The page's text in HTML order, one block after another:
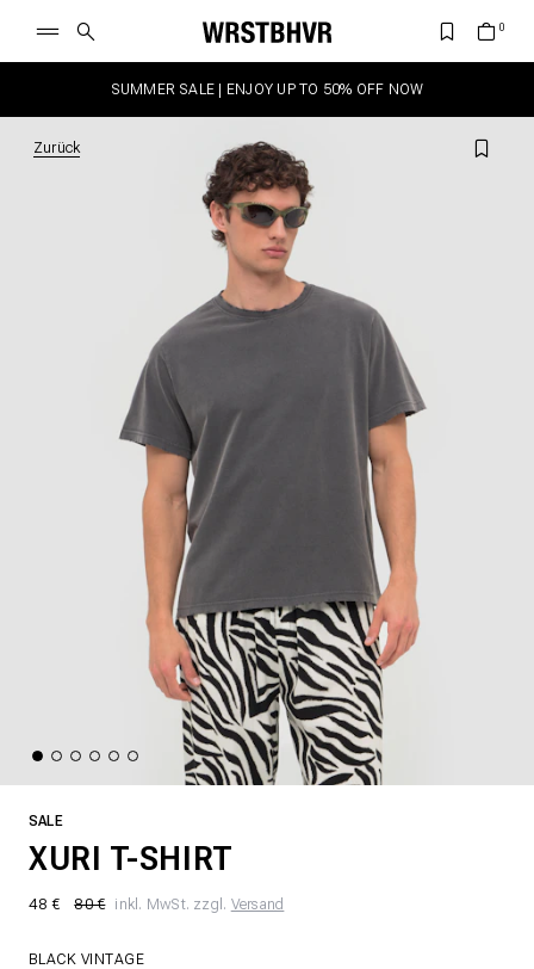
SUMMER SALE | ENJOY UP TO 50% OFF NOW
Zurück
SALE
XURI T-SHIRT
48 € 80 € inkl. MwSt. zzgl. Versand
BLACK VINTAGE